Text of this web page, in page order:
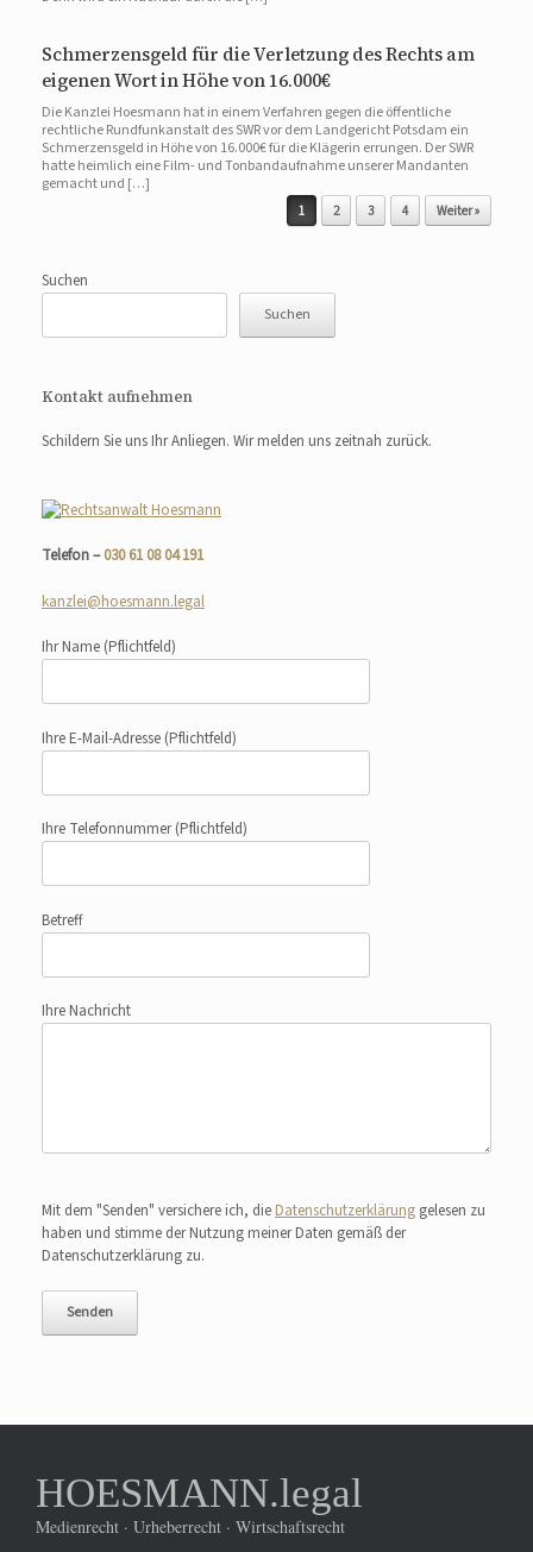
Schmerzensgeld für die Verletzung des Rechts am
eigenen Wort in Höhe von 16.000€
Die Kanzlei Hoesmann hat in einem Verfahren gegen die öffentliche
rechtliche Rundfunkanstalt des SWR vor dem Landgericht Potsdam ein
Schmerzensgeld in Höhe von 16.000€ für die Klägerin errungen. Der SWR
hatte heimlich eine Film- und Tonbandaufnahme unserer Mandanten
gemacht und […]
1 2 3 4 Weiter »
Suchen
Suchen
Kontakt aufnehmen
Schildern Sie uns Ihr Anliegen. Wir melden uns zeitnah zurück.
Telefon –030 61 08 04 191
kanzlei@hoesmann.legal
Ihr Name (Pflichtfeld)
Ihre E-Mail-Adresse (Pflichtfeld)
Ihre Telefonnummer(Pflichtfeld)
Betreff
Ihre Nachricht
Mit dem "Senden" versichere ich, die Datenschutzerklärung gelesen zu
haben und stimme der Nutzung meiner Daten gemäß der
Datenschutzerklärung zu.
HOESMANN.legal
Medienrecht · Urheberrecht · Wirtschaftsrecht